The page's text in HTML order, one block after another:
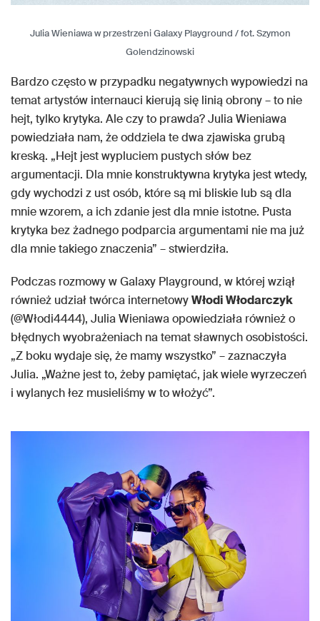
Julia Wieniawa w przestrzeni Galaxy Playground / fot. Szymon
Golendzinowski
Bardzo często w przypadku negatywnych wypowiedzi na
temat artystów internauci kierują się linią obrony – to nie
hejt, tylko krytyka. Ale czy to prawda? Julia Wieniawa
powiedziała nam, że oddziela te dwa zjawiska grubą
kreską. „Hejt jest wypluciem pustych słów bez
argumentacji. Dla mnie konstruktywna krytyka jest wtedy,
gdy wychodzi z ust osób, które są mi bliskie lub są dla
mnie wzorem, a ich zdanie jest dla mnie istotne. Pusta
krytyka bez żadnego podparcia argumentami nie ma już
dla mnie takiego znaczenia” – stwierdziła.
Podczas rozmowy w Galaxy Playground, w której wziął
również udział twórca internetowyWłodi Włodarczyk
(@Włodi4444), Julia Wieniawa opowiedziała również o
błędnych wyobrażeniach na temat sławnych osobistości.
„Z boku wydaje się, że mamy wszystko” – zaznaczyła
Julia. „Ważne jest to, żeby pamiętać, jak wiele wyrzeczeń
i wylanych łez musieliśmy w to włożyć”.